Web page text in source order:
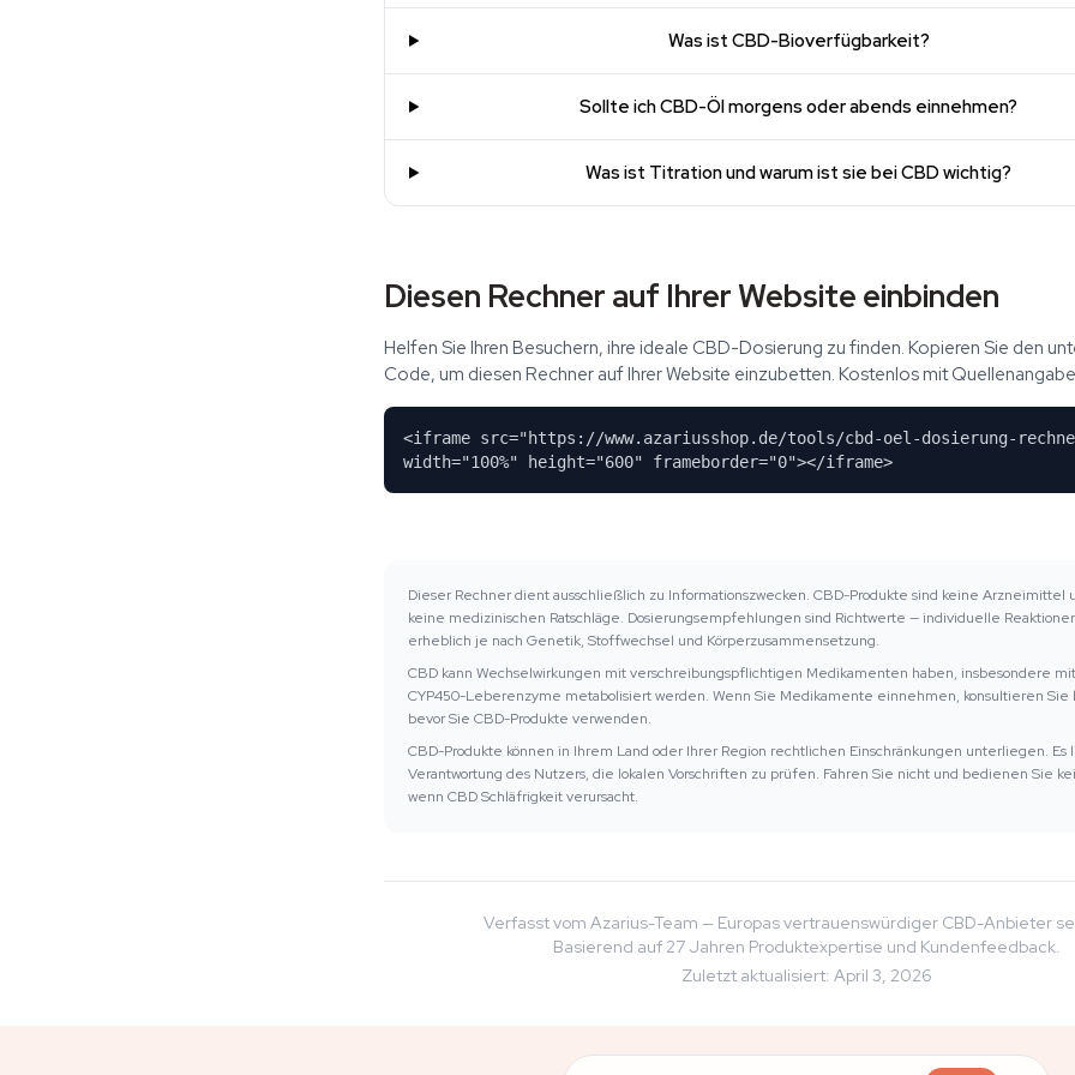
Was ist CBD-Bioverfügbarkeit?
Sollte ich CBD-Öl morgens oder abends einnehmen?
Was ist Titration und warum ist sie bei CBD wichtig?
Diesen Rechner auf Ihrer Website einbinden
Helfen Sie Ihren Besuchern, ihre ideale CBD-Dosierung zu finden. Kopieren Sie den
Code, um diesen Rechner auf Ihrer Website einzubetten. Kostenlos mit
<iframe src="https://www.azariusshop.de/tools/cbd-oel-dosierung-
width="100%" height="600" frameborder="0"></iframe>
Dieser Rechner dient ausschließlich zu Informationszwecken. CBD-Produkte sind keine Arzneimittel
keine medizinischen Ratschläge. Dosierungsempfehlungen sind Richtwerte — individuelle
erheblich je nach Genetik, Stoffwechsel und Körperzusammensetzung.
CBD kann Wechselwirkungen mit verschreibungspflichtigen Medikamenten haben, insbesondere
CYP450-Leberenzyme metabolisiert werden. Wenn Sie Medikamente einnehmen, konsultieren Sie
bevor Sie CBD-Produkte verwenden.
CBD-Produkte können in Ihrem Land oder Ihrer Region rechtlichen Einschränkungen unterliegen. Es
Verantwortung des Nutzers, die lokalen Vorschriften zu prüfen. Fahren Sie nicht und bedienen Sie
wenn CBD Schläfrigkeit verursacht.
Verfasst vom Azarius-Team — Europas vertrauenswürdiger CBD-Anbieter
Basierend auf 27 Jahren Produktexpertise und Kundenfeedback.
Zuletzt aktualisiert: April 3, 2026